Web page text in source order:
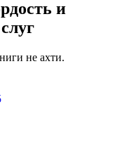
и
не ахти.